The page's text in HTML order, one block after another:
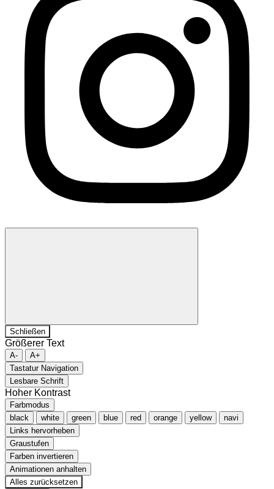
Schließen
Größerer Text
A-
A+
Tastatur Navigation
Lesbare Schrift
Hoher Kontrast
Farbmodus
black
white green blue red orange yellow
navi
Links hervorheben
Graustufen
Farben invertieren
Animationen anhalten
Alles zurücksetzen